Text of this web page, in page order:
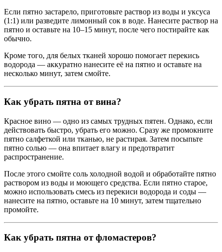
Если пятно застарело, приготовьте раствор из воды и уксуса
(1:1) или разведите лимонный сок в воде. Нанесите раствор на
пятно и оставьте на 10–15 минут, после чего постирайте как
обычно.
Кроме того, для белых тканей хорошо помогает перекись
водорода — аккуратно нанесите её на пятно и оставьте на
несколько минут, затем смойте.
Как убрать пятна от вина?
Красное вино — одно из самых трудных пятен. Однако, если
действовать быстро, убрать его можно. Сразу же промокните
пятно салфеткой или тканью, не растирая. Затем посыпьте
пятно солью — она впитает влагу и предотвратит
распространение.
После этого смойте соль холодной водой и обработайте пятно
раствором из воды и моющего средства. Если пятно старое,
можно использовать смесь из перекиси водорода и соды —
нанесите на пятно, оставьте на 10 минут, затем тщательно
промойте.
Как убрать пятна от фломастеров?